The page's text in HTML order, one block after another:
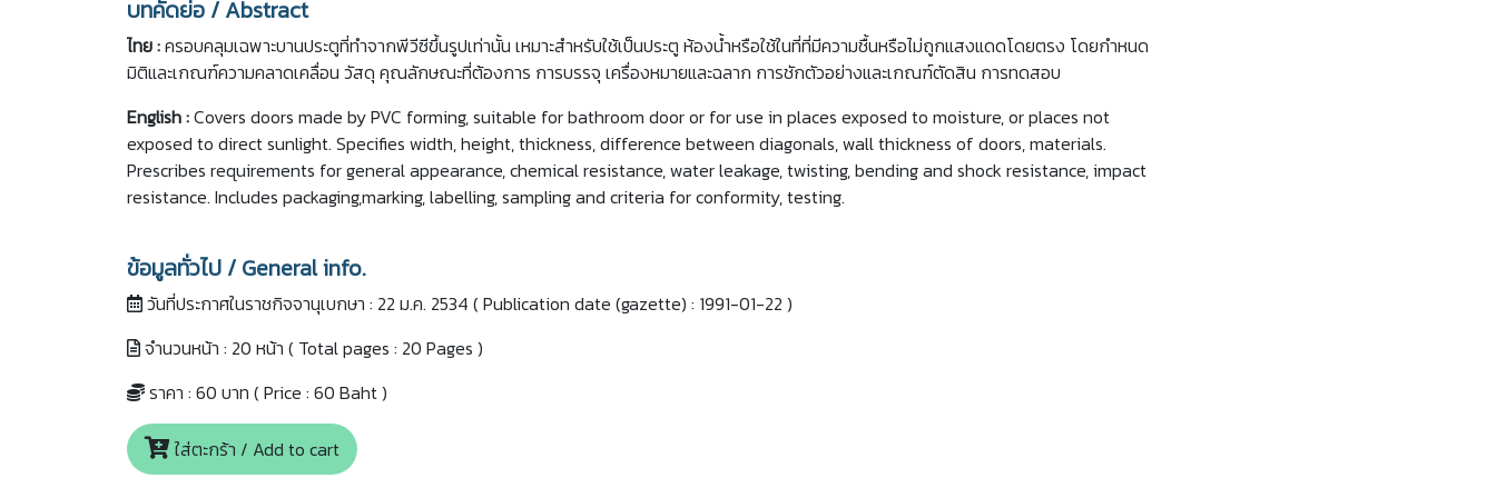
บทคัดย่อ / Abstract
ไทย :ครอบคลุมเฉพาะบานประตูที่ทำจากพีวีซีขึ้นรูปเท่านั้น เหมาะสำหรับใช้เป็นประตู ห้องนํ้าหรือใช้ในที่ที่มีความชื้นหรือไม่ถูกแสงแดดโดยตรง โดยกำหนด
มิติและเกณฑ์ความคลาดเคลื่อน วัสดุ คุณลักษณะที่ต้องการ การบรรจุ เครื่องหมายและฉลาก การชักตัวอย่างและเกณฑ์ตัดสิน การทดสอบ
English :Covers doors made by PVC forming, suitable for bathroom door or for use in places exposed to moisture, or places not
exposed to direct sunlight. Specifies width, height, thickness, difference between diagonals, wall thickness of doors, materials.
Prescribes requirements for general appearance, chemical resistance, water leakage, twisting, bending and shock resistance, impact
resistance. Includes packaging,marking, labelling, sampling and criteria for conformity, testing.
ข้อมูลทั่วไป / General info.
วันที่ประกาศในราชกิจจานุเบกษา : 22 ม.ค. 2534 ( Publication date (gazette) : 1991-01-22 )
จำนวนหน้า : 20 หน้า ( Total pages : 20 Pages )
ราคา : 60 บาท ( Price : 60 Baht )
ใส่ตะกร้า / Add to cart